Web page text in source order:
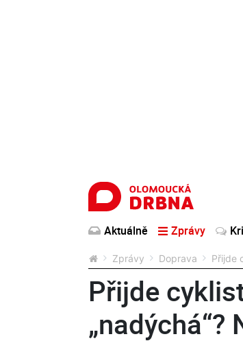
Aktuálně Zprávy
Zprávy Doprava Přijde
Přijde
„nadýchá“?